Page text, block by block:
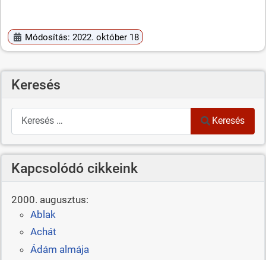
Módosítás: 2022. október 18
Keresés
Keresés
Keresés
Kapcsolódó cikkeink
2000. augusztus:
Ablak
Achát
Ádám almája